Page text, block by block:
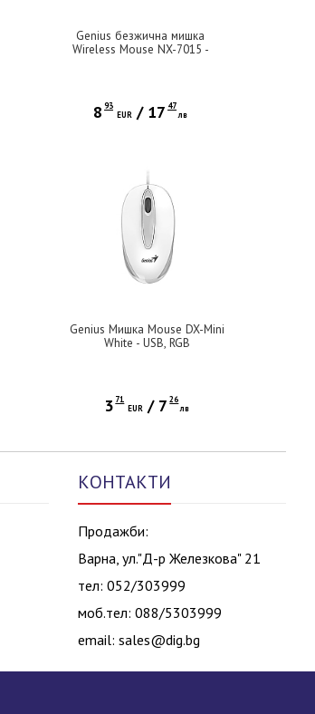
Genius безжична мишка
Wireless Mouse NX-7015 -
8 93
EUR / 17 47
лв
Genius Мишка Mouse DX-Mini
White - USB, RGB
3 71
EUR / 7 26
лв
КОНТАКТИ
Продажби:
Варна, ул."Д-р Железкова" 21
тел: 052/303999
моб.тел: 088/5303999
email: sales@dig.bg